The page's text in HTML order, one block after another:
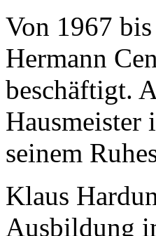
Von 1967
Hermann
beschäftigt.
Hausmeister
seinem
Klaus
Ausbildung